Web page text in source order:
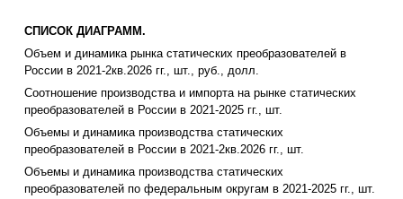
СПИСОК ДИАГРАММ.
Объем и динамика рынка статических преобразователей в
России в 2021-2кв.2026 гг., шт., руб., долл.
Соотношение производства и импорта на рынке статических
преобразователей в России в 2021-2025 гг., шт.
Объемы и динамика производства статических
преобразователей в России в 2021-2кв.2026 гг., шт.
Объемы и динамика производства статических
преобразователей по федеральным округам в 2021-2025 гг., шт.